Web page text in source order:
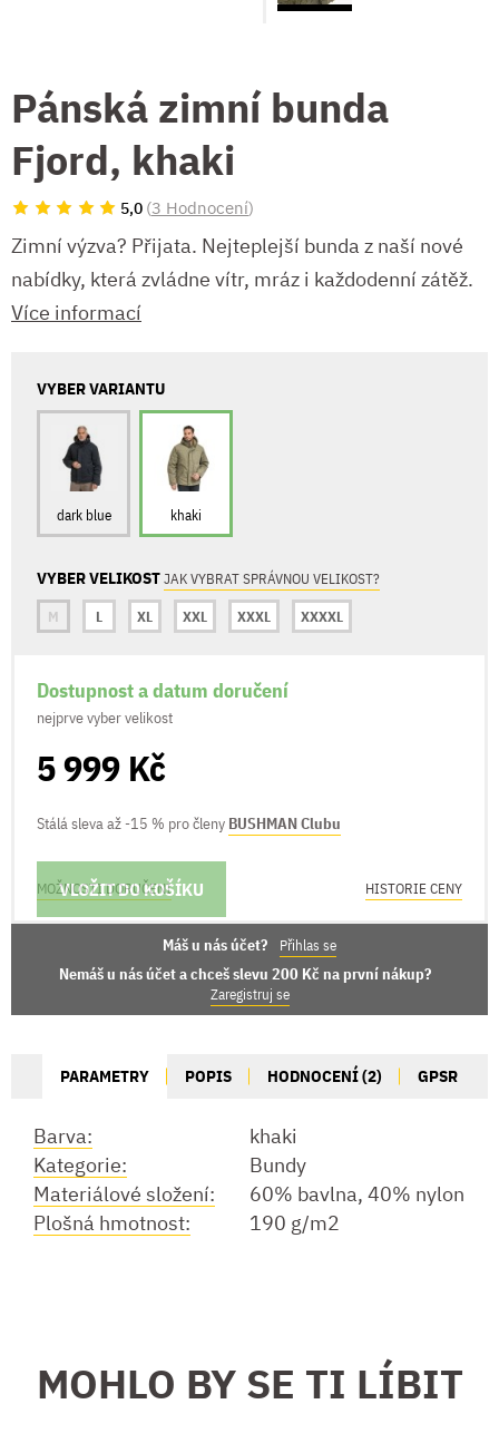
Pánská zimní bunda
Fjord, khaki
5,0 (3 Hodnocení)
Zimní výzva? Přijata. Nejteplejší bunda z naší nové
nabídky, která zvládne vítr, mráz i každodenní zátěž.
Více informací
VYBER VARIANTU
dark blue khaki
VYBER VELIKOSTJAK VYBRAT SPRÁVNOU VELIKOST?
M
L XL XXL XXXL XXXXL
Dostupnost a datum doručení
nejprve vyber velikost
5 999 Kč
Stálá sleva až -15 % pro členy BUSHMAN Clubu
VLOŽIT DO KOŠÍKU
MOŽNOSTI DORUČENÍ HISTORIE CENY
Máš u nás účet? Přihlas se
Nemáš u nás účet a chceš slevu 200 Kč na první nákup?
Zaregistruj se
PARAMETRY POPIS HODNOCENÍ (2) GPSR
Barva:
khaki
Kategorie:
Bundy
Materiálové složení:
60% bavlna, 40% nylon
Plošná hmotnost:
190 g/m2
MOHLO BY SE TI LÍBIT